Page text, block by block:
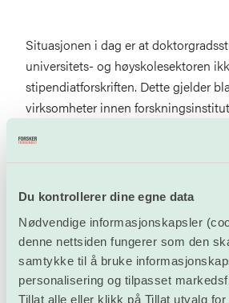
Du kontrollerer dine egne data
Nødvendige informasjonskapsler
denne nettsiden fungerer som den
samtykke til å bruke
personalisering og tilpasset
Tillat alle eller klikk på Tillat utvalg
Situasjonen i dag er at
universitets- og høyskolesektoren
stipendiatforskriften. Dette gjelder
virksomheter innen
Forskerforbundet kan ikke
midlertidig i stilling som stipendiat
Les brevet til Arbeidsdepartementet